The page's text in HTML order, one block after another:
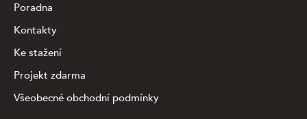
Poradna
Kontakty
Ke stažení
Projekt zdarma
Všeobecné obchodní podmínky